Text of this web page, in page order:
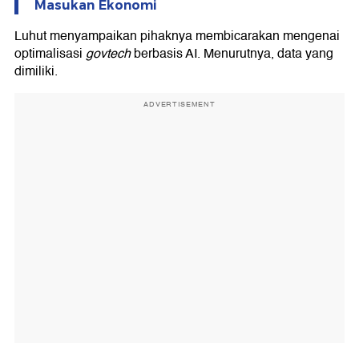
Masukan Ekonomi
Luhut menyampaikan pihaknya membicarakan mengenai
optimalisasigovtechberbasis AI. Menurutnya, data yang
dimiliki.
ADVERTISEMENT